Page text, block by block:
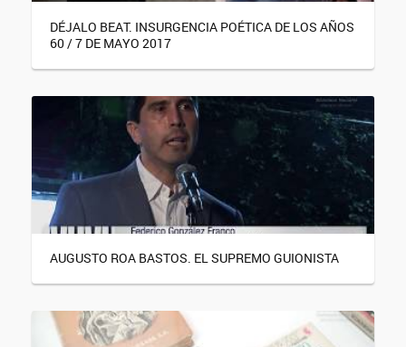
DÉJALO BEAT. INSURGENCIA POÉTICA DE LOS AÑOS
60 / 7 DE MAYO 2017
AUGUSTO ROA BASTOS. EL SUPREMO GUIONISTA